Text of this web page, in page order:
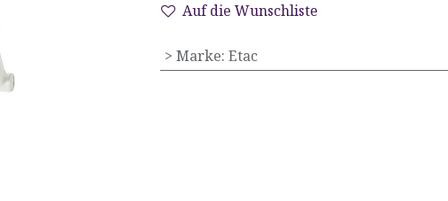
Auf die Wunschliste
> Marke: Etac